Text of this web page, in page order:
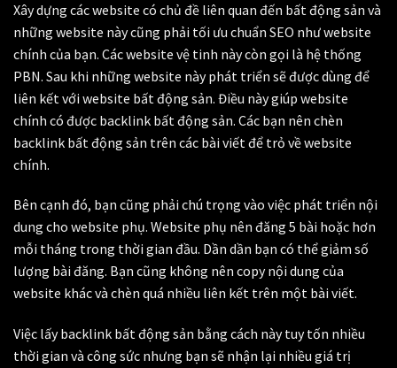
Xây dựng các website có chủ đề liên quan đến bất động sản và
những website này cũng phải tối ưu chuẩn SEO như website
chính của bạn. Các website vệ tinh này còn gọi là hệ thống
PBN. Sau khi những website này phát triển sẽ được dùng để
liên kết với website bất động sản. Điều này giúp website
chính có được backlink bất động sản. Các bạn nên chèn
backlink bất động sản trên các bài viết để trỏ về website
chính.
Bên cạnh đó, bạn cũng phải chú trọng vào việc phát triển nội
dung cho website phụ. Website phụ nên đăng 5 bài hoặc hơn
mỗi tháng trong thời gian đầu. Dần dần bạn có thể giảm số
lượng bài đăng. Bạn cũng không nên copy nội dung của
website khác và chèn quá nhiều liên kết trên một bài viết.
Việc lấy backlink bất động sản bằng cách này tuy tốn nhiều
thời gian và công sức nhưng bạn sẽ nhận lại nhiều giá trị